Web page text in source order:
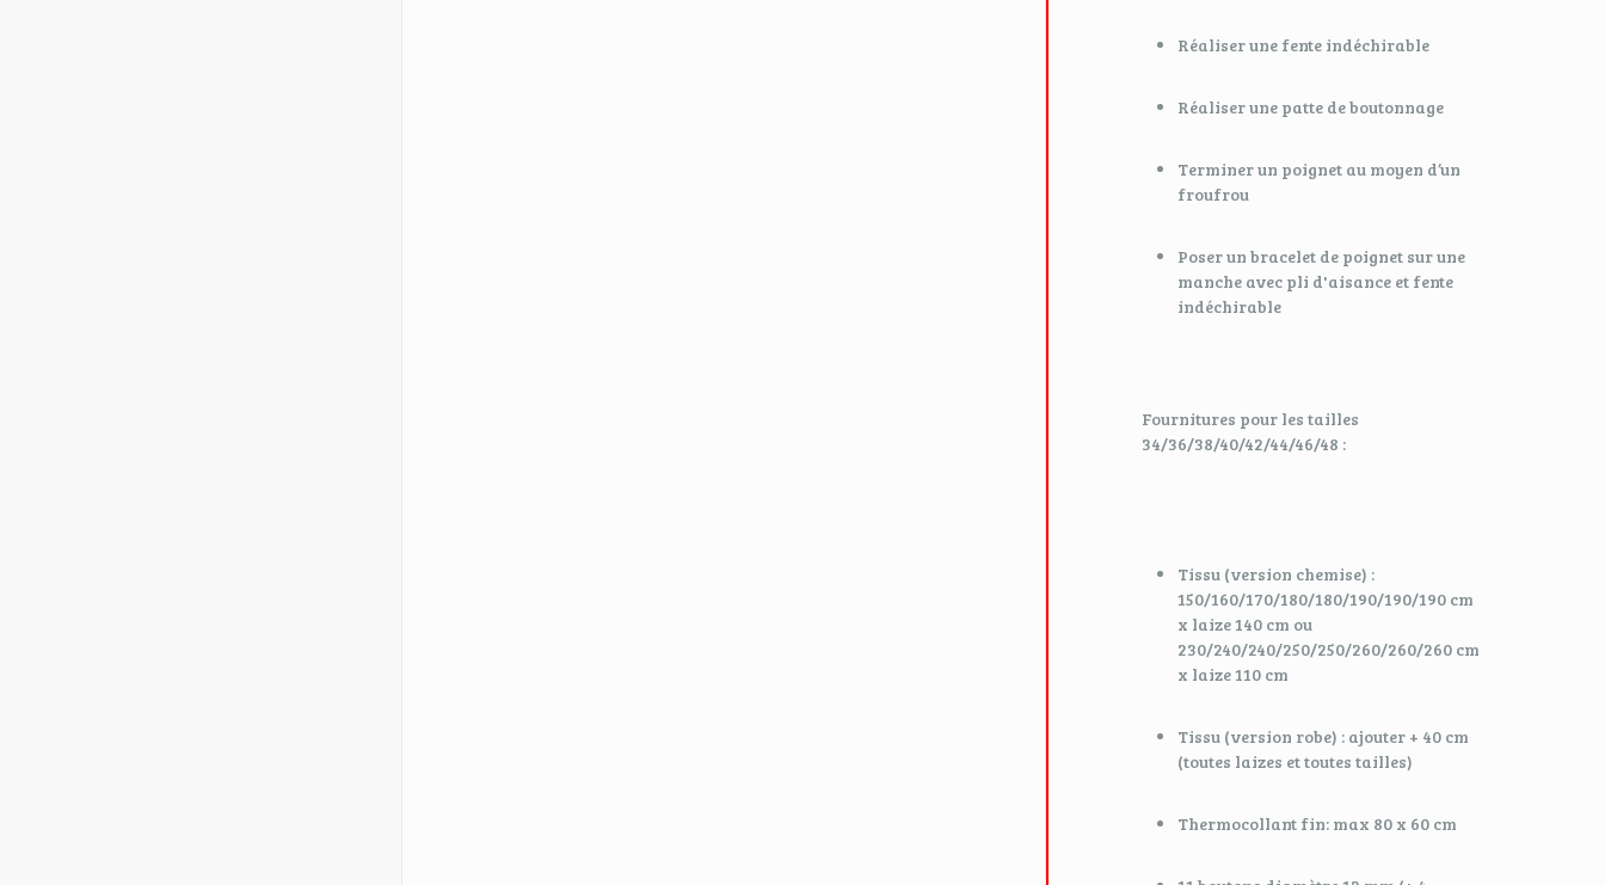
Réaliser une fente indéchirable
Réaliser une patte de boutonnage
Terminer un poignet au moyen d’un
froufrou
Poser un bracelet de poignet sur une
manche avec pli d'aisance et fente
indéchirable
Fournitures pour les tailles
34/36/38/40/42/44/46/48 :
Tissu (version chemise) :
150/160/170/180/180/190/190/190 cm
x laize 140 cm ou
230/240/240/250/250/260/260/260 cm
x laize 110 cm
Tissu (version robe) : ajouter + 40 cm
(toutes laizes et toutes tailles)
Thermocollant fin: max 80 x 60 cm